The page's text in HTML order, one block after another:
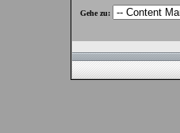
Gehe zu: